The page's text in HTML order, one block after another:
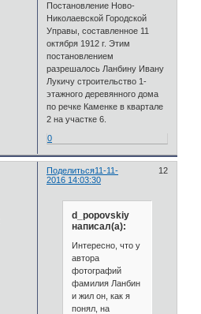
Постановление Ново-
Николаевской Городской
Управы, составленное 11
октября 1912 г. Этим
постановлением
разрешалось Ланбину Ивану
Лукичу строительство 1-
этажного деревянного дома
по речке Каменке в квартале
2 на участке 6.
0
Поделиться 12
11-11-
2016 14:03:30
d_popovskiy
написал(а):
Интересно, что у
автора
фотографий
фамилия Ланбин
и жил он, как я
понял, на